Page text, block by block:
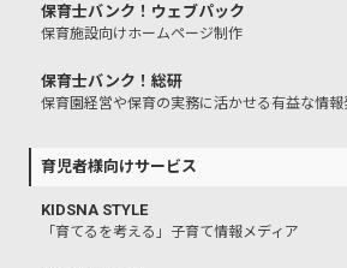
保育士バンク！ウェブパック
保育施設向けホームページ制作
保育士バンク！総研
保育園経営や保育の実務に活かせる有益な情報
育児者様向けサービス
KIDSNA STYLE
「育てるを考える」子育て情報メディア